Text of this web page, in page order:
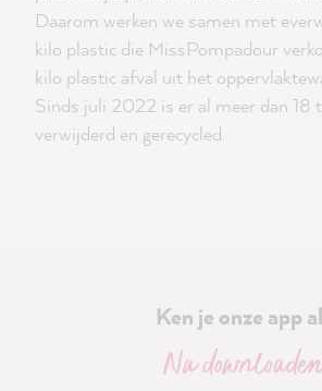
Daarom werken we samen met
kilo plastic die MissPompadour
kilo plastic afval uit het
Sinds juli 2022 is er al meer dan 18
verwijderd en gerecycled.
Ken je onze app
Nu